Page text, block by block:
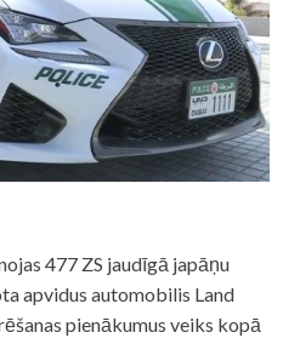
477 ZS jaudīgā japāņu
apvidus automobilis Land
pienākumus veiks kopā